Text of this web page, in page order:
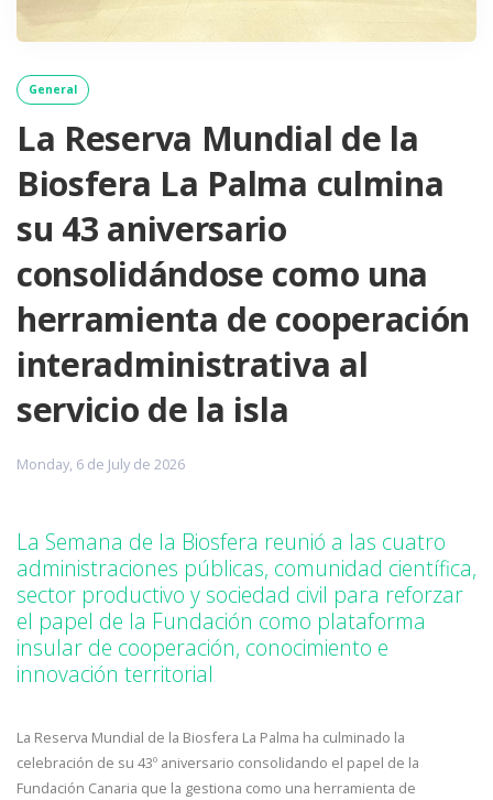
General
La Reserva Mundial de la
Biosfera La Palma culmina
su 43 aniversario
consolidándose como una
herramienta de cooperación
interadministrativa al
servicio de la isla
Monday, 6 de July de 2026
La Semana de la Biosfera reunió a las cuatro
administraciones públicas, comunidad científica,
sector productivo y sociedad civil para reforzar
el papel de la Fundación como plataforma
insular de cooperación, conocimiento e
innovación territorial
La Reserva Mundial de la Biosfera La Palma ha culminado la
celebración de su 43º aniversario consolidando el papel de la
Fundación Canaria que la gestiona como una herramienta de